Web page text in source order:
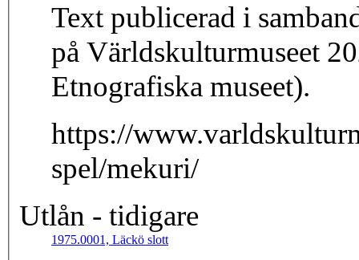
Text publicerad i
på Världskulturmuseet
Etnografiska museet).
https://
spel/mekuri/
Utlån - tidigare
1975.0001, Läckö slott